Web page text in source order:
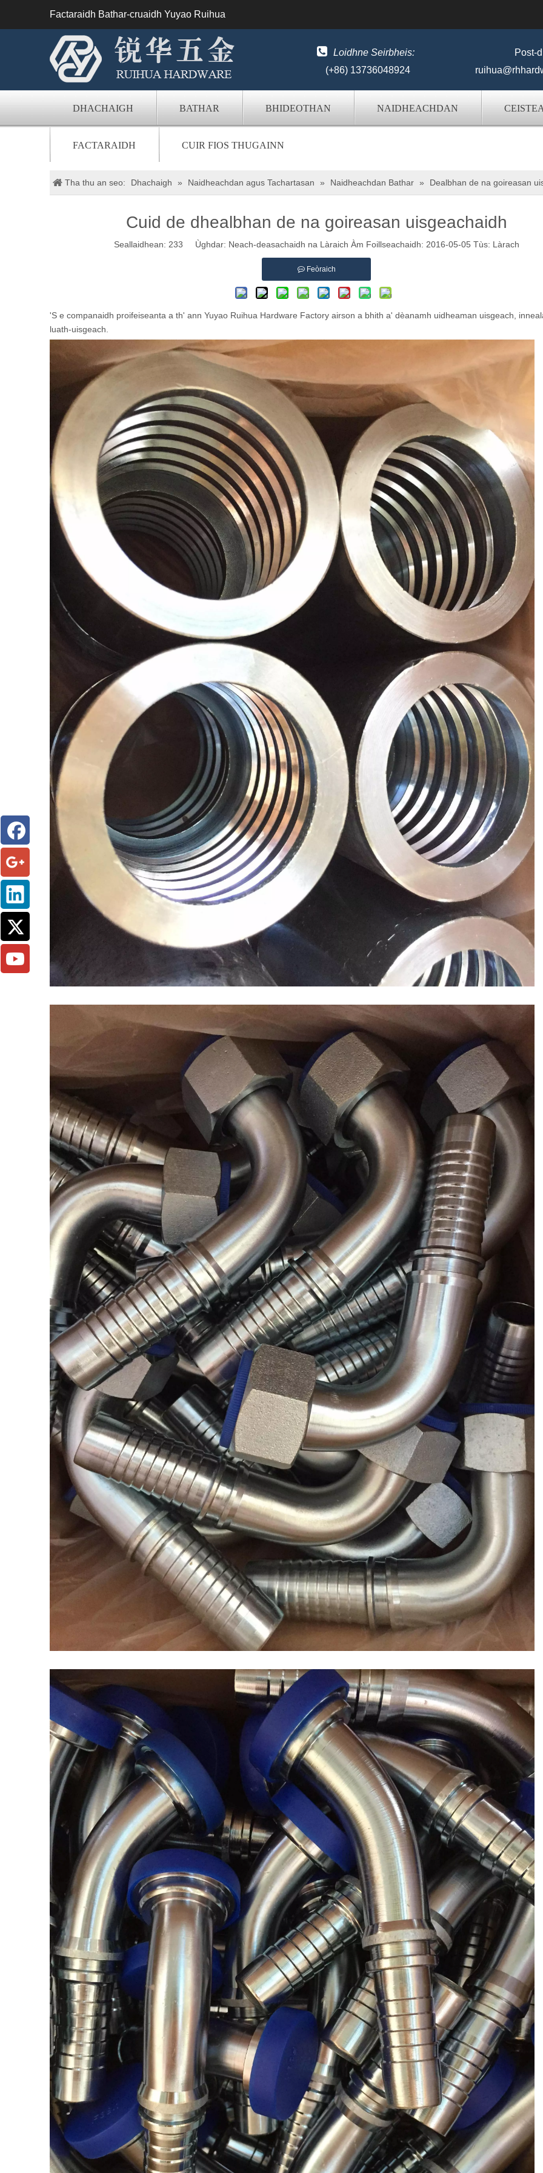
Factaraidh Bathar-cruaidh Yuyao Ruihua
 Loidhne Seirbheis:
(+86) 13736048924
Post-
DHACHAIGH BATHAR BHIDEOTHAN NAIDHEACHDAN
FACTARAIDH CUIR FIOS THUGAINN
Tha thu an seo: Dhachaigh » Naidheachdan agus Tachartasan » Naidheachdan Bathar » Dealbhan de na goireasan
Cuid de dhealbhan de na goireasan uisgeachaidh
Seallaidhean: 233 Ùghdar: Neach-deasachaidh na Làraich Àm Foillseachaidh: 2016-05-05 Tùs: Làrach
Feòraich
'S e companaidh proifeiseanta a th' ann Yuyao Ruihua Hardware Factory airson a bhith a' dèanamh uidheaman uisgeach,
luath-uisgeach.